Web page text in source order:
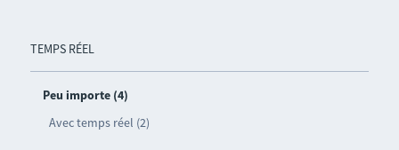
TEMPS RÉEL
Peu importe (4)
Avec temps réel (2)